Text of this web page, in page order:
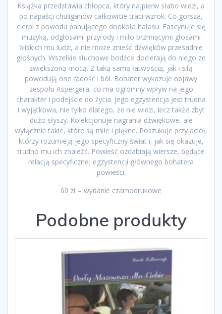
Książka przedstawia chłopca, który najpierw słabo widzi, a
po napaści chuliganów całkowicie traci wzrok. Co gorsza,
cierpi z powodu panującego dookoła hałasu. Fascynuje się
muzyką, odgłosami przyrody i miło brzmiącymi głosami
bliskich mu ludzi, a nie może znieść dźwięków przesadnie
głośnych. Wszelkie słuchowe bodźce docierają do niego ze
zwiększoną mocą. Z taką samą łatwością, jak i siłą
powodują one radość i ból. Bohater wykazuje objawy
zespołu Aspergera, co ma ogromny wpływ na jego
charakter i podejście do życia. Jego egzystencja jest trudna
i wyjątkowa, nie tylko dlatego, że nie widzi, lecz także zbyt
dużo słyszy. Kolekcjonuje nagrania dźwiękowe, ale
wyłącznie takie, które są miłe i piękne. Poszukuje przyjaciół,
którzy rozumieją jego specyficzny świat i, jak się okazuje,
trudno mu ich znaleźć. Powieść ozdabiają wiersze, będące
relacją specyficznej egzystencji głównego bohatera
powieści.
60 zł – wydanie czarnodrukowe
Podobne produkty